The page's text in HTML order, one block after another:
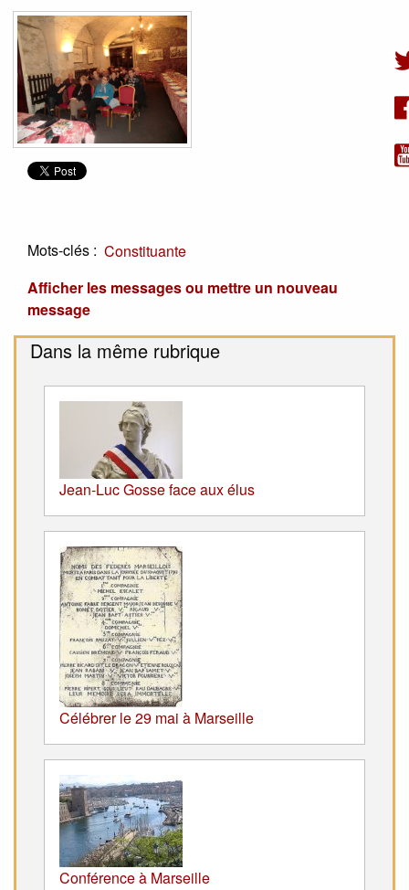
Mots-clés : Constituante
Afficher les messages ou mettre un nouveau
message
Dans la même rubrique
Jean-Luc Gosse face aux élus
Célébrer le 29 mai à Marseille
Conférence à Marseille